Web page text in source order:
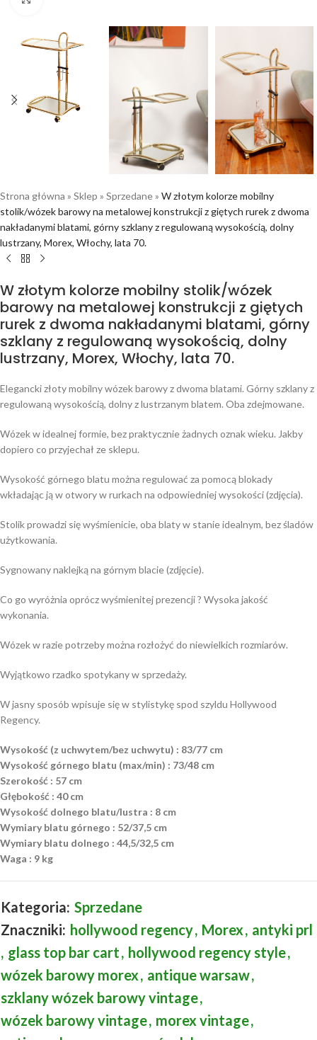
Strona główna » Sklep » Sprzedane» W złotym kolorze mobilny
stolik/wózek barowy na metalowej konstrukcji z giętych rurek z dwoma
nakładanymi blatami, górny szklany z regulowaną wysokością, dolny
lustrzany, Morex, Włochy, lata 70.
W złotym kolorze mobilny stolik/wózek
barowy na metalowej konstrukcji z giętych
rurek z dwoma nakładanymi blatami, górny
szklany z regulowaną wysokością, dolny
lustrzany, Morex, Włochy, lata 70.
Elegancki złoty mobilny wózek barowy z dwoma blatami. Górny szklany z
regulowaną wysokością, dolny z lustrzanym blatem. Oba zdejmowane.
Wózek w idealnej formie, bez praktycznie żadnych oznak wieku. Jakby
dopiero co przyjechał ze sklepu.
Wysokość górnego blatu można regulować za pomocą blokady
wkładając ją w otwory w rurkach na odpowiedniej wysokości (zdjęcia).
Stolik prowadzi się wyśmienicie, oba blaty w stanie idealnym, bez śladów
użytkowania.
Sygnowany naklejką na górnym blacie (zdjęcie).
Co go wyróżnia oprócz wyśmienitej prezencji ? Wysoka jakość
wykonania.
Wózek w razie potrzeby można rozłożyć do niewielkich rozmiarów.
Wyjątkowo rzadko spotykany w sprzedaży.
W jasny sposób wpisuje się w stylistykę spod szyldu Hollywood
Regency.
Wysokość (z uchwytem/bez uchwytu) : 83/77 cm
Wysokość górnego blatu (max/min) : 73/48 cm
Szerokość : 57 cm
Głębokość : 40 cm
Wysokość dolnego blatu/lustra : 8 cm
Wymiary blatu górnego : 52/37,5 cm
Wymiary blatu dolnego : 44,5/32,5 cm
Waga : 9 kg
Kategoria: Sprzedane
Znaczniki: hollywood regency, Morex, antyki prl
, glass top bar cart, hollywood regency style,
wózek barowy morex, antique warsaw,
szklany wózek barowy vintage,
wózek barowy vintage, morex vintage,